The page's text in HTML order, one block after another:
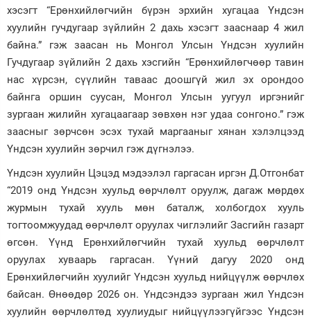
хэсэгт “Ерөнхийлөгчийн бүрэн эрхийн хугацаа Үндсэн
хуулийн гучдугаар зүйлийн 2 дахь хэсэгт зааснаар 4 жил
байна.” гэж заасан нь Монгол Улсын Үндсэн хуулийн
Гучдугаар зүйлийн 2 дахь хэсгийн “Ерөнхийлөгчөөр тавин
нас хүрсэн, сүүлийн таваас доошгүй жил эх орондоо
байнга оршин суусан, Монгол Улсын уугуул иргэнийг
зургаан жилийн хугацаагаар зөвхөн нэг удаа сонгоно.” гэж
заасныг зөрчсөн эсэх тухай маргааныг хянан хэлэлцээд
Үндсэн хуулийн зөрчил гэж дүгнэлээ.
Үндсэн хуулийн Цэцэд мэдээлэл гаргасан иргэн Д.Отгонбат
“2019 онд Үндсэн хуульд өөрчлөлт оруулж, дагаж мөрдөх
журмын тухай хууль мөн баталж, холбогдох хууль
тогтоомжуудад өөрчлөлт оруулах чиглэлийг Засгийн газарт
өгсөн. Үүнд Ерөнхийлөгчийн тухай хуульд өөрчлөлт
оруулах хуваарь гаргасан. Үүний дагуу 2020 онд
Ерөнхийлөгчийн хуулийг Үндсэн хуульд нийцүүлж өөрчлөх
байсан. Өнөөдөр 2026 он. Үндсэндээ зургаан жил Үндсэн
хуулийн өөрчлөлтөд хуулиудыг нийцүүлээгүйгээс Үндсэн